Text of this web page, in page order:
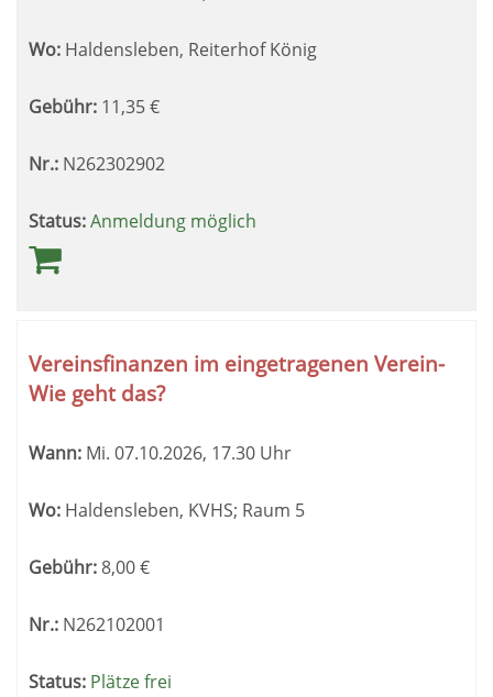
Wo: Haldensleben, Reiterhof König
Gebühr: 11,35€
Nr.: N262302902
Status:Anmeldung möglich
Vereinsfinanzen im eingetragenen Verein-
Wie geht das?
Wann: Mi. 07.10.2026, 17.30 Uhr
Wo: Haldensleben, KVHS; Raum 5
Gebühr:8,00€
Nr.: N262102001
Status: Plätze frei